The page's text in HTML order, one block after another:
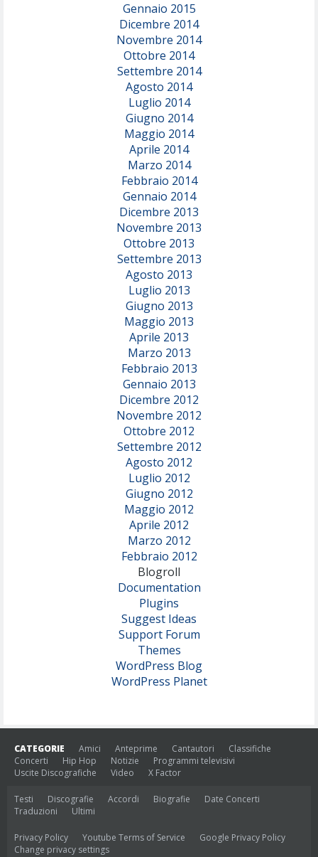
Gennaio 2015
Dicembre 2014
Novembre 2014
Ottobre 2014
Settembre 2014
Agosto 2014
Luglio 2014
Giugno 2014
Maggio 2014
Aprile 2014
Marzo 2014
Febbraio 2014
Gennaio 2014
Dicembre 2013
Novembre 2013
Ottobre 2013
Settembre 2013
Agosto 2013
Luglio 2013
Giugno 2013
Maggio 2013
Aprile 2013
Marzo 2013
Febbraio 2013
Gennaio 2013
Dicembre 2012
Novembre 2012
Ottobre 2012
Settembre 2012
Agosto 2012
Luglio 2012
Giugno 2012
Maggio 2012
Aprile 2012
Marzo 2012
Febbraio 2012
Blogroll
Documentation
Plugins
Suggest Ideas
Support Forum
Themes
WordPress Blog
WordPress Planet
CATEGORIE Amici Anteprime Cantautori
Classifiche
Concerti
Hip Hop Notizie
Programmi televisivi
Uscite Discografiche
Video X Factor
Testi Discografie Accordi Biografie
Date Concerti
Traduzioni
Ultimi
Privacy Policy Youtube Terms of Service
Google Privacy Policy
Change privacy settings